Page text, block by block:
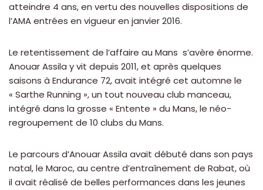
atteindre 4 ans, en vertu des nouvelles dispositions de
l’AMA entrées en vigueur en janvier 2016.
Le retentissement de l’affaire au Mans s’avère énorme.
Anouar Assila y vit depuis 2011, et après quelques
saisons à Endurance 72, avait intégré cet automne le
« Sarthe Running », un tout nouveau club manceau,
intégré dans la grosse « Entente » du Mans, le néo-
regroupement de 10 clubs du Mans.
Le parcours d’Anouar Assila avait débuté dans son pays
natal, le Maroc, au centre d’entraînement de Rabat, où
il avait réalisé de belles performances dans les jeunes